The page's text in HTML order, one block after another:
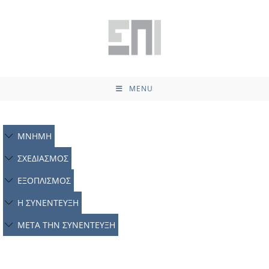
MENU
ΜΝΗΜΗ
ΣΧΕΔΙΑΣΜΟΣ
ΕΞΟΠΛΙΣΜΟΣ
Η ΣΥΝΕΝΤΕΥΞΗ
ΜΕΤΑ ΤΗΝ ΣΥΝΕΝΤΕΥΞΗ